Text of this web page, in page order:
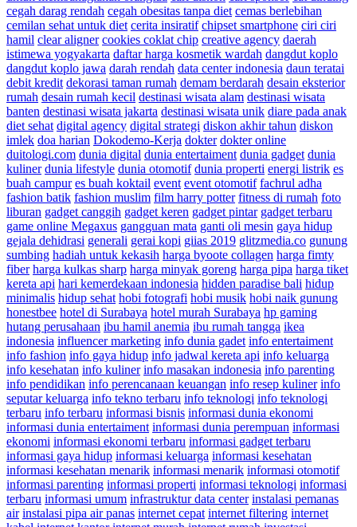
cegah darag rendah cegah obesitas tanpa diet cemas berlebihan
cemilan sehat untuk diet cerita insiratif chipset smartphone ciri ciri
hamil clear aligner cookies coklat chip creative agency daerah
istimewa yogyakarta daftar harga kosmetik wardah dangdut koplo
dangdut koplo jawa darah rendah data center indonesia daun teratai
debit kredit dekorasi taman rumah demam berdarah desain eksterior
rumah desain rumah kecil destinasi wisata alam destinasi wisata
banten destinasi wisata jakarta destinasi wisata unik diare pada anak
diet sehat digital agency digital strategi diskon akhir tahun diskon
imlek doa harian Dokodemo-Kerja dokter dokter online
duitologi.com dunia digital dunia entertaiment dunia gadget dunia
kuliner dunia lifestyle dunia otomotif dunia properti energi listrik es
buah campur es buah koktail event event otomotif fachrul adha
fashion batik fashion muslim film harry potter fitness di rumah foto
liburan gadget canggih gadget keren gadget pintar gadget terbaru
game online Megaxus gangguan mata ganti oli mesin gaya hidup
gejala dehidrasi generali gerai kopi giias 2019 glitzmedia.co gunung
sumbing hadiah untuk kekasih harga byoote collagen harga fimty
fiber harga kulkas sharp harga minyak goreng harga pipa harga tiket
kereta api hari kemerdekaan indonesia hidden paradise bali hidup
minimalis hidup sehat hobi fotografi hobi musik hobi naik gunung
honestbee hotel di Surabaya hotel murah Surabaya hp gaming
hutang perusahaan ibu hamil anemia ibu rumah tangga ikea
indonesia influencer marketing info dunia gadet info entertaiment
info fashion info gaya hidup info jadwal kereta api info keluarga
info kesehatan info kuliner info masakan indonesia info parenting
info pendidikan info perencanaan keuangan info resep kuliner info
seputar keluarga info tekno terbaru info teknologi info teknologi
terbaru info terbaru informasi bisnis informasi dunia ekonomi
informasi dunia entertaiment informasi dunia perempuan informasi
ekonomi informasi ekonomi terbaru informasi gadget terbaru
informasi gaya hidup informasi keluarga informasi kesehatan
informasi kesehatan menarik informasi menarik informasi otomotif
informasi parenting informasi properti informasi teknologi informasi
terbaru informasi umum infrastruktur data center instalasi pemanas
air instalasi pipa air panas internet cepat internet filtering internet